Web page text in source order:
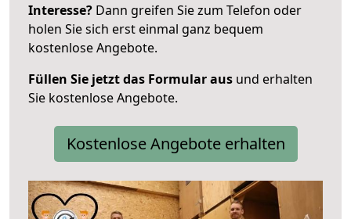
Interesse? Dann greifen Sie zum Telefon oder
holen Sie sich erst einmal ganz bequem
kostenlose Angebote.
Füllen Sie jetzt das Formular aus und erhalten
Sie kostenlose Angebote.
Kostenlose Angebote erhalten